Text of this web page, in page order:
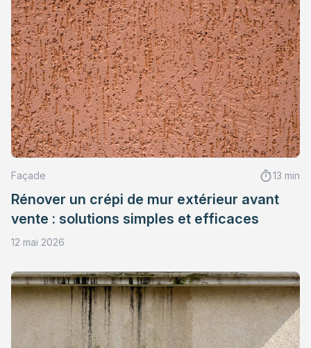
Façade 13 min
Rénover un crépi de mur extérieur avant
vente : solutions simples et efficaces
12 mai 2026